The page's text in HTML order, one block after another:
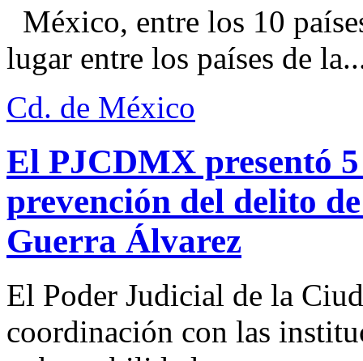
México, entre los 10
lugar entre los países de
Cd. de México
El PJCDMX presentó
prevención del delito
Guerra Álvarez
El Poder Judicial de la
coordinación con las